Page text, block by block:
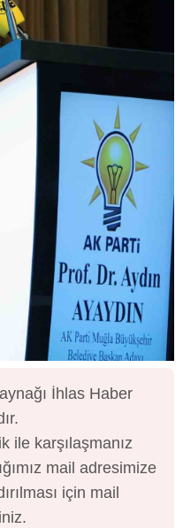
İhlas Haber
ile karşılaşmanız
mail adresimize
için mail